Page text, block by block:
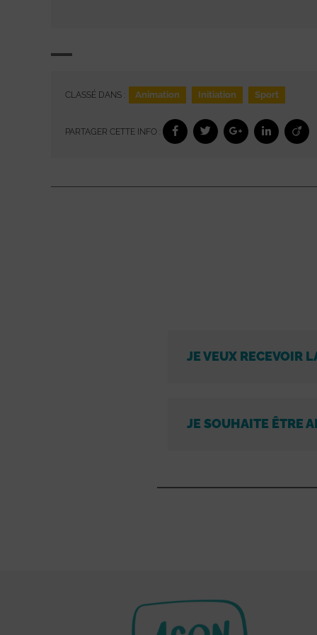
CLASSÉ DANS : Animation Initiation Sport
PARTAGER CETTE INFO :
JE VEUX RECEVOIR
JE SOUHAITE ÊTRE